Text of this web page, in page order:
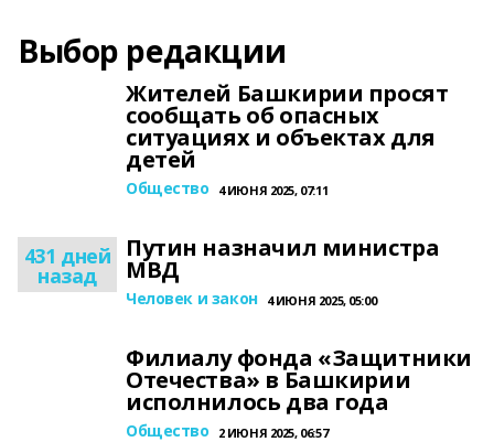
Выбор редакции
Жителей Башкирии просят
сообщать об опасных
ситуациях и объектах для
детей
Общество 4 ИЮНЯ 2025, 07:11
431 дней
назад
Путин назначил министра
МВД
Человек и закон 4 ИЮНЯ 2025, 05:00
Филиалу фонда «Защитники
Отечества» в Башкирии
исполнилось два года
Общество 2 ИЮНЯ 2025, 06:57